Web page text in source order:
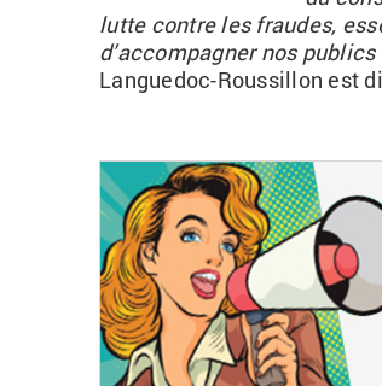
lutte contre les fraudes,
d’accompagner nos
Languedoc-Roussillon est